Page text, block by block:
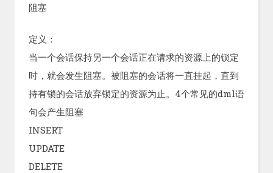
阻塞
定义：
当一个会话保持另一个会话正在请求的资源上的锁定
时，就会发生阻塞。被阻塞的会话将一直挂起，直到
持有锁的会话放弃锁定的资源为止。4个常见的dml语
句会产生阻塞
INSERT
UPDATE
DELETE